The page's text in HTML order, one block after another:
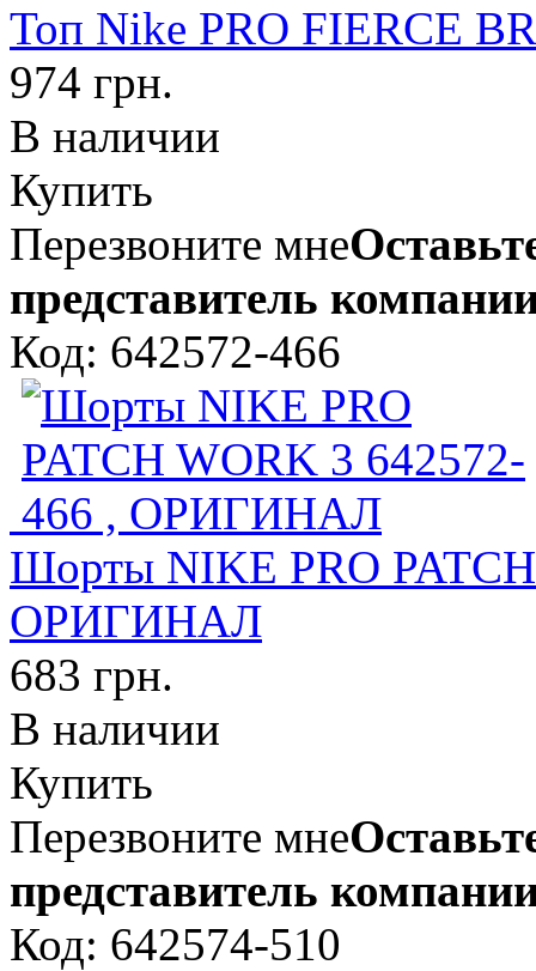
Топ Nike PRO FIERCE
974 грн.
В наличии
Купить
Перезвоните мне
представитель
Код: 642572-466
Шорты NIKE PRO
ОРИГИНАЛ
683 грн.
В наличии
Купить
Перезвоните мне
представитель
Код: 642574-510